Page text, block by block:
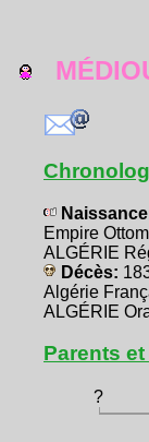
Empire
ALGÉRIE
Décès:
Algérie
ALGÉRIE
Parents
?